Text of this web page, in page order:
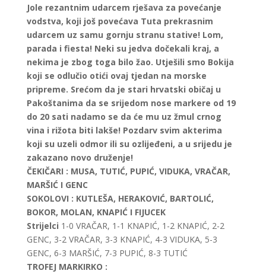
Jole rezantnim udarcem rješava za povećanje
vodstva, koji još povećava Tuta prekrasnim
udarcem uz samu gornju stranu stative! Lom,
parada i fiesta! Neki su jedva dočekali kraj, a
nekima je zbog toga bilo žao. Utješili smo Bokija
koji se odlučio otići ovaj tjedan na morske
pripreme. Srećom da je stari hrvatski običaj u
Pakoštanima da se srijedom nose markere od 19
do 20 sati nadamo se da će mu uz žmul crnog
vina i rižota biti lakše! Pozdarv svim akterima
koji su uzeli odmor ili su ozlijeđeni, a u srijedu je
zakazano novo druženje!
ČEKIČARI : MUSA, TUTIĆ, PUPIĆ, VIDUKA, VRAČAR,
MARŠIĆ I GENC
SOKOLOVI : KUTLEŠA, HERAKOVIĆ, BARTOLIĆ,
BOKOR, MOLAN, KNAPIĆ I FIJUCEK
Strijelci 1-0 VRAČAR, 1-1 KNAPIĆ, 1-2 KNAPIĆ, 2-2
GENC, 3-2 VRAČAR, 3-3 KNAPIĆ, 4-3 VIDUKA, 5-3
GENC, 6-3 MARŠIĆ, 7-3 PUPIĆ, 8-3 TUTIĆ
TROFEJ MARKIRKO :